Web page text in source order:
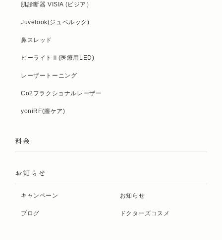
肌診断器 VISIA (ビジア）
Juvelook(ジュベルック)
鼻スレッド
ヒーライトⅡ(医療用LED)
レーザートーニング
Co2フラクショナルレーザー
yoniRF(膣ケア)
料金
お知らせ
キャンペーン お知らせ
ブログ ドクターズコスメ